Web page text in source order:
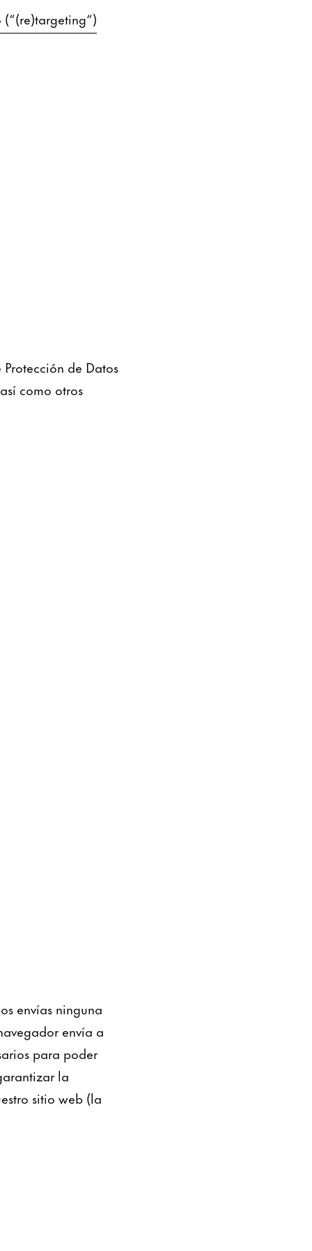
de Datos
como otros
envías ninguna
envía a
para poder
la
sitio web (la